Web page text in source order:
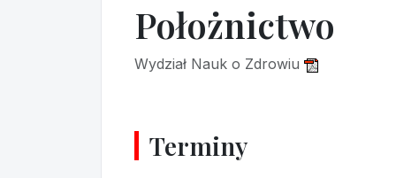
Położnictwo
Wydział Nauk o Zdrowiu
Terminy